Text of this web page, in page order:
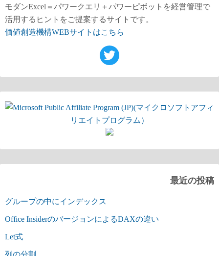
モダンExcel＝パワークエリ＋パワーピボットを経営管理で
活用するヒントをご提案するサイトです。
価値創造機構WEBサイトはこちら
最近の投稿
グループの中にインデックス
Office InsiderのバージョンによるDAXの違い
Let式